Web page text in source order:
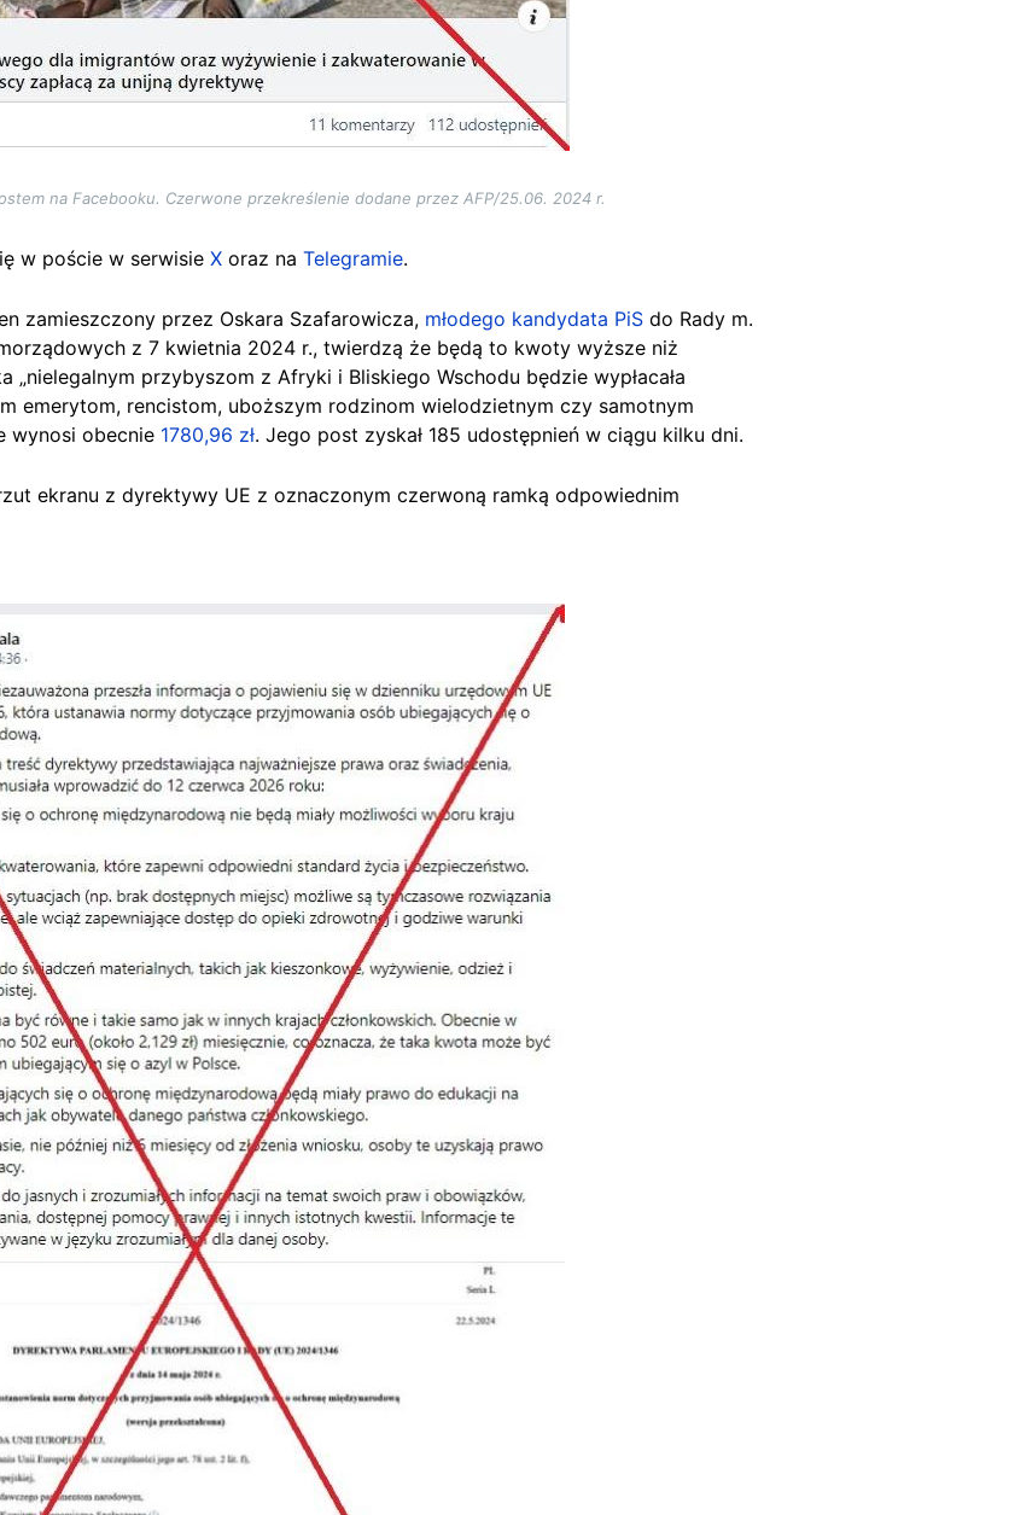
na Facebooku. Czerwone przekreślenie dodane przez AFP/25.06. 2024 r.
w poście w serwisie X oraz na Telegramie.
zamieszczony przez Oskara Szafarowicza, młodego kandydata PiS do Rady m.
z 7 kwietnia 2024 r., twierdzą że będą to kwoty wyższe niż
„nielegalnym przybyszom z Afryki i Bliskiego Wschodu będzie wypłacała
emerytom, rencistom, uboższym rodzinom wielodzietnym czy samotnym
wynosi obecnie 1780,96 zł. Jego post zyskał 185 udostępnień w ciągu kilku dni.
ekranu z dyrektywy UE z oznaczonym czerwoną ramką odpowiednim